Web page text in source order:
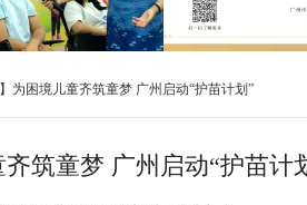
成长赋能｜2026“成
李晓蓝捐赠证书
】为困境儿童齐筑童梦 广州启动“护苗计划”
齐筑童梦 广州启动“护苗计